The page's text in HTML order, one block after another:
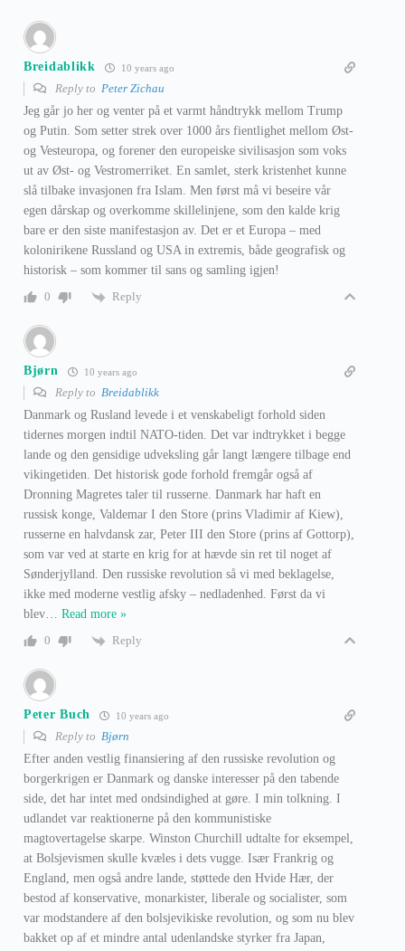
Breidablikk 10 years ago
Reply to Peter Zichau
Jeg går jo her og venter på et varmt håndtrykk mellom Trump
og Putin. Som setter strek over 1000 års fientlighet mellom Øst-
og Vesteuropa, og forener den europeiske sivilisasjon som voks
ut av Øst- og Vestromerriket. En samlet, sterk kristenhet kunne
slå tilbake invasjonen fra Islam. Men først må vi beseire vår
egen dårskap og overkomme skillelinjene, som den kalde krig
bare er den siste manifestasjon av. Det er et Europa – med
kolonirikene Russland og USA in extremis, både geografisk og
historisk – som kommer til sans og samling igjen!
0
Reply
Bjørn 10 years ago
Reply to Breidablikk
Danmark og Rusland levede i et venskabeligt forhold siden
tidernes morgen indtil NATO-tiden. Det var indtrykket i begge
lande og den gensidige udveksling går langt længere tilbage end
vikingetiden. Det historisk gode forhold fremgår også af
Dronning Magretes taler til russerne. Danmark har haft en
russisk konge, Valdemar I den Store (prins Vladimir af Kiew),
russerne en halvdansk zar, Peter III den Store (prins af Gottorp),
som var ved at starte en krig for at hævde sin ret til noget af
Sønderjylland. Den russiske revolution så vi med beklagelse,
ikke med moderne vestlig afsky – nedladenhed. Først da vi
blev
Read more »
0
Reply
Peter Buch 10 years ago
Reply to Bjørn
Efter anden vestlig finansiering af den russiske revolution og
borgerkrigen er Danmark og danske interesser på den tabende
side, det har intet med ondsindighed at gøre. I min tolkning. I
udlandet var reaktionerne på den kommunistiske
magtovertagelse skarpe. Winston Churchill udtalte for eksempel,
at Bolsjevismen skulle kvæles i dets vugge. Især Frankrig og
England, men også andre lande, støttede den Hvide Hær, der
bestod af konservative, monarkister, liberale og socialister, som
var modstandere af den bolsjevikiske revolution, og som nu blev
bakket op af et mindre antal udenlandske styrker fra Japan,